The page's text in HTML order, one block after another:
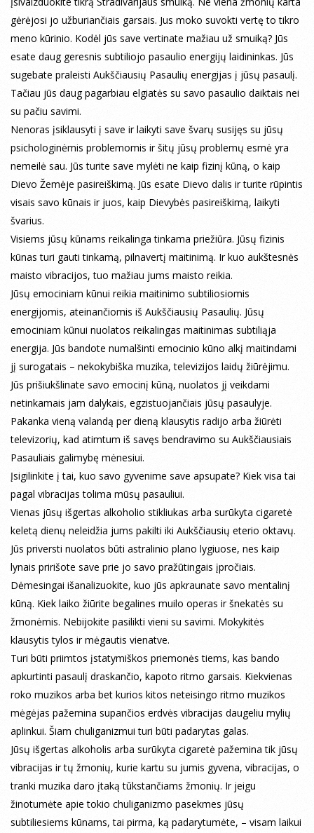
gėrėjosi jo užburiančiais garsais. Jus moko suvokti vertę to tikro
meno kūrinio. Kodėl jūs save vertinate mažiau už smuiką? Jūs
esate daug geresnis subtiliojo pasaulio energijų laidininkas. Jūs
sugebate praleisti Aukščiausių Pasaulių energijas į jūsų pasaulį.
Tačiau jūs daug pagarbiau elgiatės su savo pasaulio daiktais nei
su pačiu savimi.
Nenoras įsiklausyti į save ir laikyti save švarų susijęs su jūsų
psichologinėmis problemomis ir šitų jūsų problemų esmė yra
nemeilė sau. Jūs turite save mylėti ne kaip fizinį kūną, o kaip
Dievo Žemėje pasireiškimą. Jūs esate Dievo dalis ir turite rūpintis
visais savo kūnais ir juos, kaip Dievybės pasireiškimą, laikyti
švarius.
Visiems jūsų kūnams reikalinga tinkama priežiūra. Jūsų fizinis
kūnas turi gauti tinkamą, pilnavertį maitinimą. Ir kuo aukštesnės
maisto vibracijos, tuo mažiau jums maisto reikia.
Jūsų emociniam kūnui reikia maitinimo subtiliosiomis
energijomis, ateinančiomis iš Aukščiausių Pasaulių. Jūsų
emociniam kūnui nuolatos reikalingas maitinimas subtiliąja
energija. Jūs bandote numalšinti emocinio kūno alkį maitindami
jį surogatais – nekokybiška muzika, televizijos laidų žiūrėjimu.
Jūs prišiukšlinate savo emocinį kūną, nuolatos jį veikdami
netinkamais jam dalykais, egzistuojančiais jūsų pasaulyje.
Pakanka vieną valandą per dieną klausytis radijo arba žiūrėti
televizorių, kad atimtum iš savęs bendravimo su Aukščiausiais
Pasauliais galimybę mėnesiui.
Įsigilinkite į tai, kuo savo gyvenime save apsupate? Kiek visa tai
pagal vibracijas tolima mūsų pasauliui.
Vienas jūsų išgertas alkoholio stikliukas arba surūkyta cigaretė
keletą dienų neleidžia jums pakilti iki Aukščiausių eterio oktavų.
Jūs priversti nuolatos būti astralinio plano lygiuose, nes kaip
lynais pririšote save prie jo savo pražūtingais įpročiais.
Dėmesingai išanalizuokite, kuo jūs apkraunate savo mentalinį
kūną. Kiek laiko žiūrite begalines muilo operas ir šnekatės su
žmonėmis. Nebijokite pasilikti vieni su savimi. Mokykitės
klausytis tylos ir mėgautis vienatve.
Turi būti priimtos įstatymiškos priemonės tiems, kas bando
apkurtinti pasaulį draskančio, kapoto ritmo garsais. Kiekvienas
roko muzikos arba bet kurios kitos neteisingo ritmo muzikos
mėgėjas pažemina supančios erdvės vibracijas daugeliu mylių
aplinkui. Šiam chuliganizmui turi būti padarytas galas.
Jūsų išgertas alkoholis arba surūkyta cigaretė pažemina tik jūsų
vibracijas ir tų žmonių, kurie kartu su jumis gyvena, vibracijas, o
tranki muzika daro įtaką tūkstančiams žmonių. Ir jeigu
žinotumėte apie tokio chuliganizmo pasekmes jūsų
subtiliesiems kūnams, tai pirma, ką padarytumėte, – visam laikui